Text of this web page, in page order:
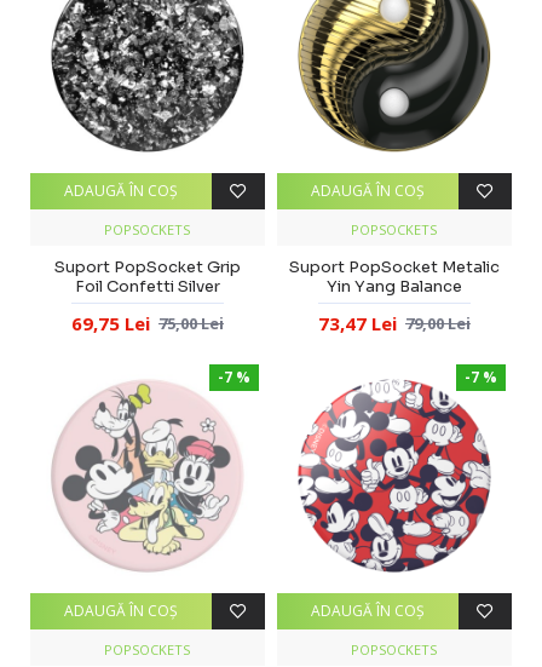
POPSOCKETS
Suport PopSocket Grip
Foil Confetti Silver
69,75 Lei 75,00 Lei
ADAUGĂ ÎN COŞ
POPSOCKETS
Suport PopSocket Metalic
Yin Yang Balance
73,47 Lei 79,00 Lei
ADAUGĂ ÎN COŞ
-7 %
POPSOCKETS
ADAUGĂ ÎN COŞ
-7 %
POPSOCKETS
ADAUGĂ ÎN COŞ